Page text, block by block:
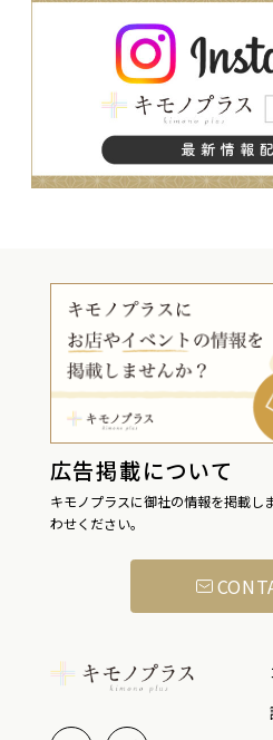
広告掲載について
キモノプラスに御社の情報を掲載し
わせください。